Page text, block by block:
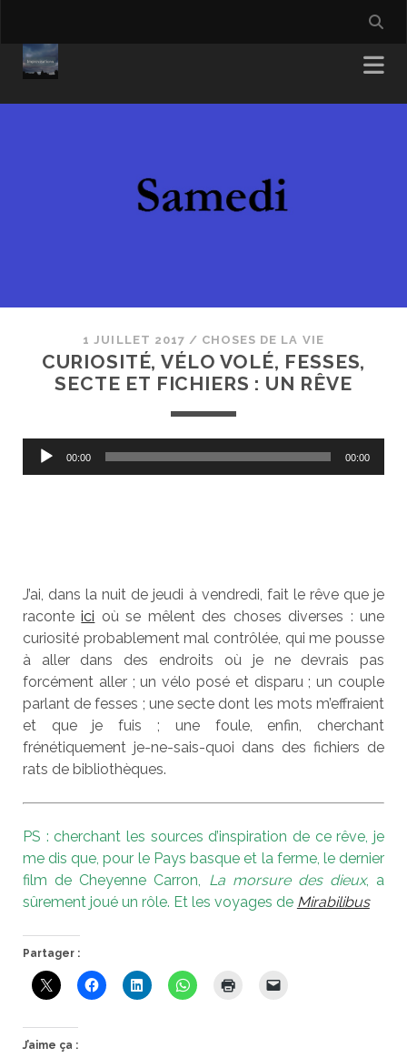
1 JUILLET 2017 / CHOSES DE LA VIE
CURIOSITÉ, VÉLO VOLÉ, FESSES,
SECTE ET FICHIERS : UN RÊVE
Lecteur
00:00 00:00
J’ai, dans la nuit de jeudi à vendredi, fait le rêve que je
raconteici où se mêlent des choses diverses : une
curiosité probablement mal contrôlée, qui me pousse
à aller dans des endroits où je ne devrais pas
forcément aller ; un vélo posé et disparu ; un couple
parlant de fesses ; une secte dont les mots m’effraient
et que je fuis ; une foule, enfin, cherchant
frénétiquement je-ne-sais-quoi dans des fichiers de
rats de bibliothèques.
PS : cherchant les sources d’inspiration de ce rêve, je
me dis que, pour le Pays basque et la ferme, le dernier
film de Cheyenne Carron, La morsure des dieux, a
sûrement joué un rôle. Et les voyages de Mirabilibus
Partager :
J’aime ça :